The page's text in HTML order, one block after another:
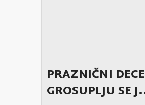
PRAZNIČNI
GROSUPLJU SE